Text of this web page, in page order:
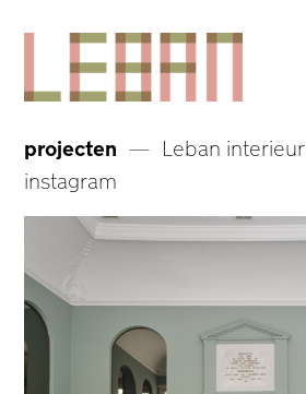
projecten Leban interieur
instagram
Leiden